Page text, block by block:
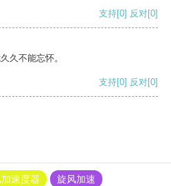
支持[0] 反对[0]
久不能忘怀。
支持[0] 反对[0]
速度器
旋风加速